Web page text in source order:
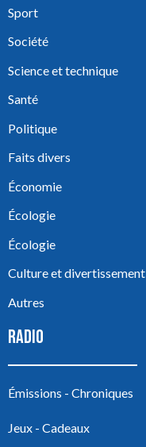
Sport
Société
Science et technique
Santé
Politique
Faits divers
Économie
Écologie
Écologie
Culture et divertissement
Autres
RADIO
Émissions - Chroniques
Jeux - Cadeaux